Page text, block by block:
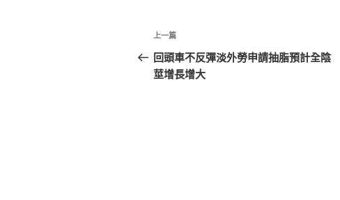
文
章
導
上
一
篇
上一篇
回頭車不反彈淡外勞申請抽脂預計全陰
莖增長增大